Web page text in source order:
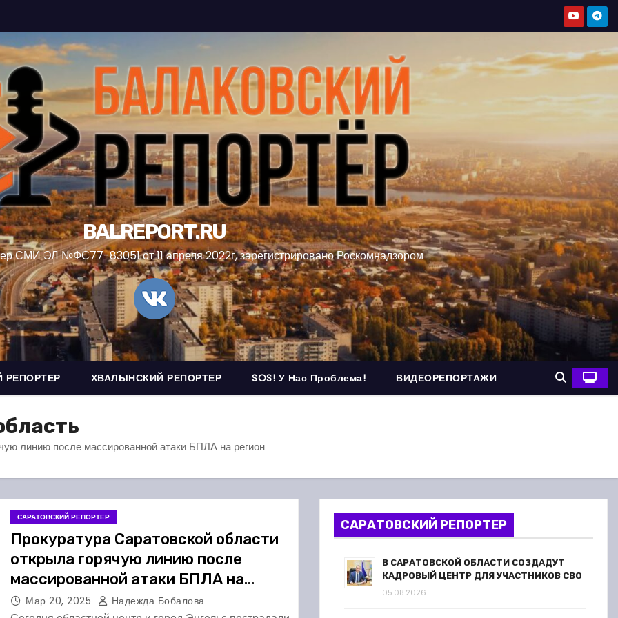
BALREPORT.RU
СМИ ЭЛ №ФС77-83051 от 11 апреля 2022г, зарегистрировано Роскомнадзором
РЕПОРТЕР ХВАЛЫНСКИЙ РЕПОРТЕР SOS! У Нас Проблема! ВИДЕОРЕПОРТАЖИ
линию после массированной атаки БПЛА на регион
САРАТОВСКИЙ РЕПОРТЕР
Прокуратура Саратовской области
открыла горячую линию после
массированной атаки БПЛА на
регион
Мар 20, 2025 Надежда Бобалова
САРАТОВСКИЙ РЕПОРТЕР
В САРАТОВСКОЙ ОБЛАСТИ СОЗДАДУТ
КАДРОВЫЙ ЦЕНТР ДЛЯ УЧАСТНИКОВ СВО
05.08.2026